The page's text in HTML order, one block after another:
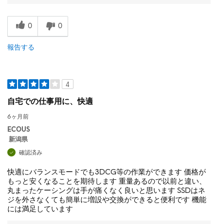
0 0
報告する
4
自宅での仕事用に、快適
6ヶ月前
ECOUS
新潟県
確認済み
快適にバランスモードでも3DCG等の作業ができます 価格が
もっと安くなることを期待します 重量あるので以前と違い、
丸まったケーシングは手が痛くなく良いと思います SSDはネ
ジを外さなくても簡単に増設や交換ができると便利です 機能
には満足しています